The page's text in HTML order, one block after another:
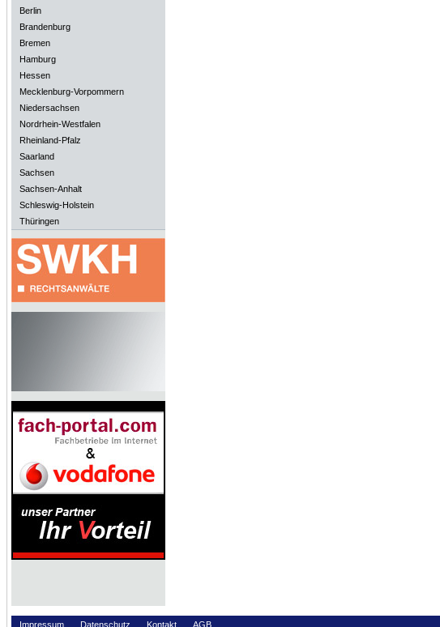
Berlin
Brandenburg
Bremen
Hamburg
Hessen
Mecklenburg-Vorpommern
Niedersachsen
Nordrhein-Westfalen
Rheinland-Pfalz
Saarland
Sachsen
Sachsen-Anhalt
Schleswig-Holstein
Thüringen
Impressum Datenschutz Kontakt AGB